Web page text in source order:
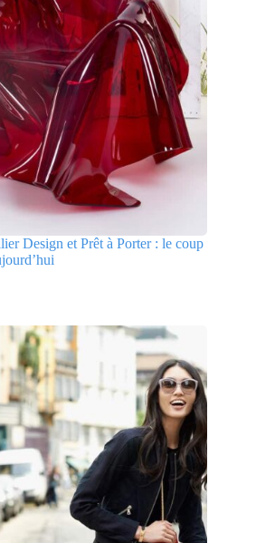
Design et Prêt à Porter : le coup